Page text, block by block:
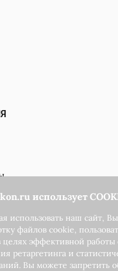
использует
использовать наш сайт, Вы
файлов cookie,
целях эффективной работы
ретаргетинга и
Вы можете запретить